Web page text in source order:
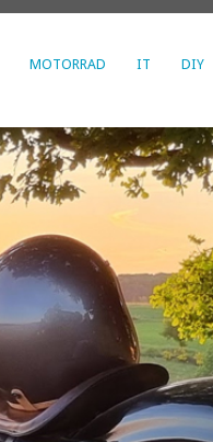
MOTORRAD IT DIY